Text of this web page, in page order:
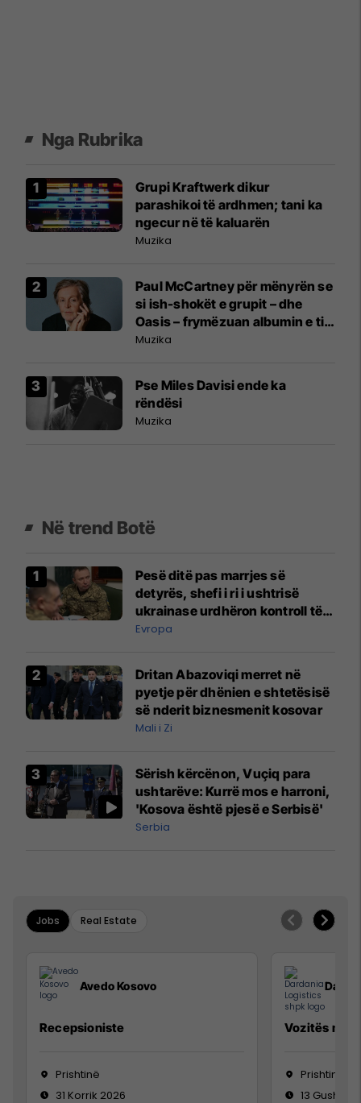
Nga Rubrika
Grupi Kraftwerk dikur
parashikoi të ardhmen; tani ka
ngecur në të kaluarën
Muzika
Paul McCartney për mënyrën se
si ish-shokët e grupit – dhe
Oasis – frymëzuan albumin e tij
të ri nostalgjik
Muzika
Pse Miles Davisi ende ka
rëndësi
Muzika
Në trend Botë
Pesë ditë pas marrjes së
detyrës, shefi i ri i ushtrisë
ukrainase urdhëron kontroll të
madh
Evropa
Dritan Abazoviqi merret në
pyetje për dhënien e shtetësisë
së nderit biznesmenit kosovar
Mali i Zi
Sërish kërcënon, Vuçiq para
ushtarëve: Kurrë mos e harroni,
'Kosova është pjesë e Serbisë'
Serbia
Jobs Real Estate
Avedo Kosovo
Recepsioniste
Prishtinë
31 Korrik 2026
Vozitës me
Prishtinë
13 Gusht